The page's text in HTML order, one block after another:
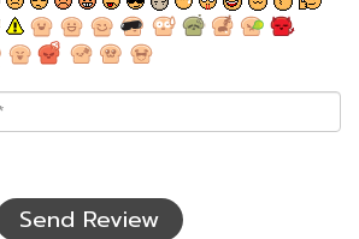
Send Review